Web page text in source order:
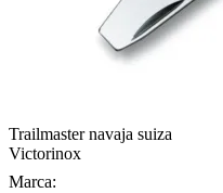
Trailmaster navaja suiza
Victorinox
Marca: